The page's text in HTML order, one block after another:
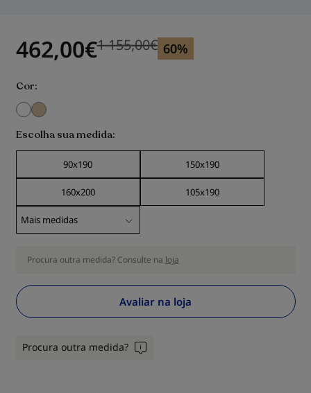
462,00€ Previous price
Previous price 1 155,00
1 155,00€ 60%
Cor
Escolha sua medida
90x190 150x190
160x200 105x190
Procura outra medida? Consulte na loja
Avaliar na loja
Procura outra medida?